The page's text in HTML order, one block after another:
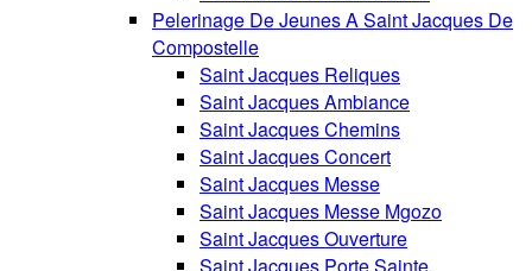
Pelerinage De Jeunes A Saint Jacques De
Compostelle
Saint Jacques Reliques
Saint Jacques Ambiance
Saint Jacques Chemins
Saint Jacques Concert
Saint Jacques Messe
Saint Jacques Messe Mgozo
Saint Jacques Ouverture